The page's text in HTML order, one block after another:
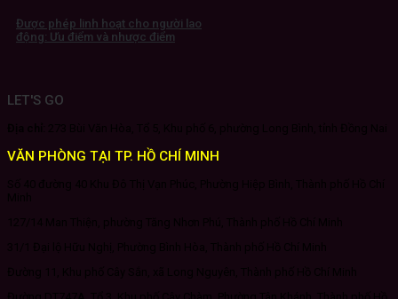
Được phép linh hoạt cho người lao
động: Ưu điểm và nhược điểm
LET'S GO
VĂN PHÒNG TẠI TP. HỒ CHÍ MINH